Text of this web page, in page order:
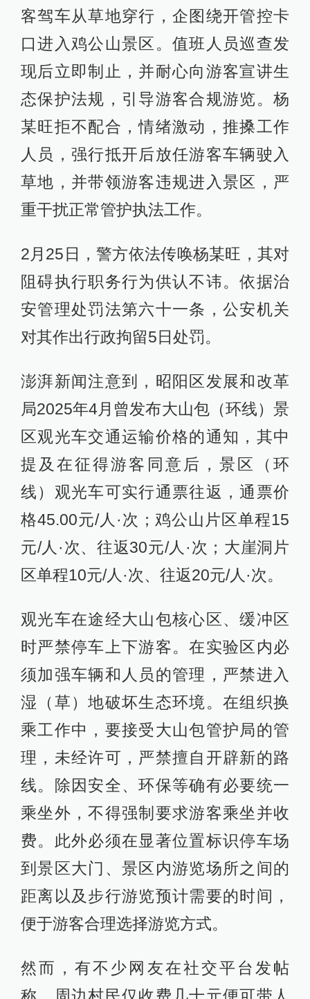
客驾车从草地穿行，企图绕开管控卡
口进入鸡公山景区。值班人员巡查发
现后立即制止，并耐心向游客宣讲生
态保护法规，引导游客合规游览。杨
某旺拒不配合，情绪激动，推搡工作
人员，强行抵开后放任游客车辆驶入
草地，并带领游客违规进入景区，严
重干扰正常管护执法工作。
2月25日，警方依法传唤杨某旺，其对
阻碍执行职务行为供认不讳。依据治
安管理处罚法第六十一条，公安机关
对其作出行政拘留5日处罚。
澎湃新闻注意到，昭阳区发展和改革
局2025年4月曾发布大山包（环线）景
区观光车交通运输价格的通知，其中
提及在征得游客同意后，景区（环
线）观光车可实行通票往返，通票价
格45.00元/人·次；鸡公山片区单程15
元/人·次、往返30元/人·次；大崖洞片
区单程10元/人·次、往返20元/人·次。
观光车在途经大山包核心区、缓冲区
时严禁停车上下游客。在实验区内必
须加强车辆和人员的管理，严禁进入
湿（草）地破坏生态环境。在组织换
乘工作中，要接受大山包管护局的管
理，未经许可，严禁擅自开辟新的路
线。除因安全、环保等确有必要统一
乘坐外，不得强制要求游客乘坐并收
费。此外必须在显著位置标识停车场
到景区大门、景区内游览场所之间的
距离以及步行游览预计需要的时间，
便于游客合理选择游览方式。
然而，有不少网友在社交平台发帖
称，周边村民仅收费几十元便可带人